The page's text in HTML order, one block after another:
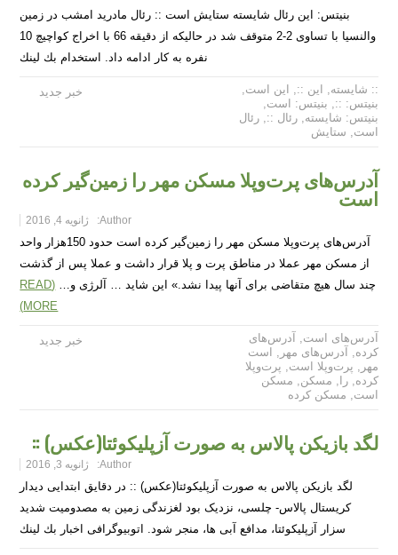
بنیتس: این رئال شایسته ستایش است :: رئال مادرید امشب در زمین
والنسیا با تساوی 2-2 متوقف شد در حالیکه از دقیقه 66 با اخراج کواچیچ 10
نفره به کار ادامه داد. استخدام بك لينك
خبر جدید :: شایسته, این ::, این است,
بنیتس: ::, بنیتس: است,
بنیتس: شایسته,رئال ::,رئال
است, ستایش
آدرس‌های پرت‌وپلا مسکن مهر را زمین‌گیر کرده
است
Author: ژانویه 4, 2016
آدرس‌های پرت‌وپلا مسکن مهر را زمین‌گیر کرده است حدود 150‌هزار واحد
از مسکن مهر عملا در مناطق پرت و پلا قرار داشت و عملا پس از گذشت
چند سال هیچ متقاضی برای آنها پیدا نشد.» این شاید … آلرژی و… (READ
MORE)
خبر جدید آدرس‌های است,
آدرس‌های
کرده, آدرس‌های مهر ,
است
مهر , پرت‌وپلا است, پرت‌وپلا
کرده,را , مسکن, مسکن
است, مسکن کرده
لگد بازیکن پالاس به صورت آزپلیکوئتا(عکس) ::
Author: ژانویه 3, 2016
لگد بازیکن پالاس به صورت آزپلیکوئتا(عکس) :: در دقایق ابتدایی دیدار
کریستال پالاس- چلسی، نزدیک بود لغزندگی زمین به مصدومیت شدید
سزار آزپلیکوئتا، مدافع آبی ها، منجر شود. اتوبیوگرافی اخبار بك لينك